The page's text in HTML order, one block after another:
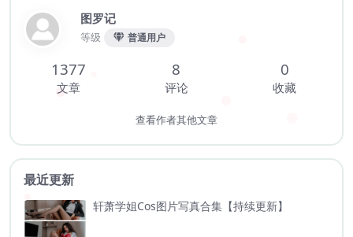
图罗记
等级 普通用户
1377
文章
8
评论
0
收藏
查看作者其他文章
最近更新
轩萧学姐Cos图片写真合集【持续更新】